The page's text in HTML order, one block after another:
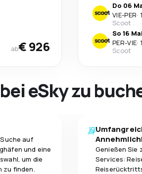
ab€ 926
Do 06
VIE-PER·
Scoot
So 16 Mai
PER-VIE·
Scoot
eSky zu
auf
und eine
um die
zu finden.
Genießen Sie
Services: